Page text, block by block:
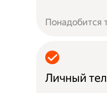
Понадобится
Личный